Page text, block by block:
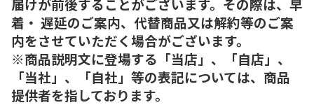
届けが前後することがございます。その際は、早
着・ 遅延のご案内、代替商品又は解約等のご案
内をさせていただく場合がございます。
※商品説明文に登場する「当店」、「自店」、
「当社」、「自社」等の表記については、商品
提供者を指しております。